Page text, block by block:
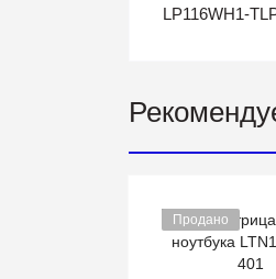
LP116WH1-
Продано